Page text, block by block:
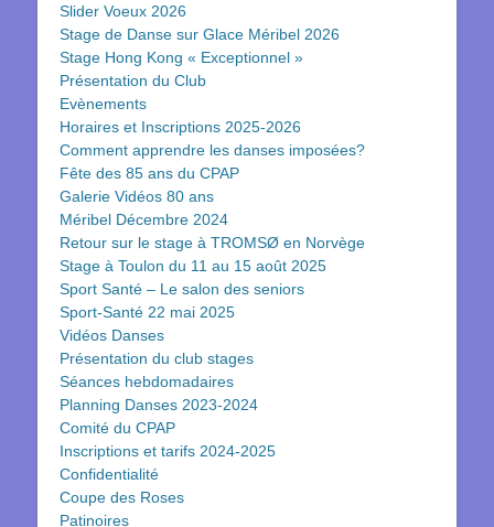
Slider Voeux 2026
Stage de Danse sur Glace Méribel 2026
Stage Hong Kong « Exceptionnel »
Présentation du Club
Evènements
Horaires et Inscriptions 2025-2026
Comment apprendre les danses imposées?
Fête des 85 ans du CPAP
Galerie Vidéos 80 ans
Méribel Décembre 2024
Retour sur le stage à TROMSØ en Norvège
Stage à Toulon du 11 au 15 août 2025
Sport Santé – Le salon des seniors
Sport-Santé 22 mai 2025
Vidéos Danses
Présentation du club stages
Séances hebdomadaires
Planning Danses 2023-2024
Comité du CPAP
Inscriptions et tarifs 2024-2025
Confidentialité
Coupe des Roses
Patinoires